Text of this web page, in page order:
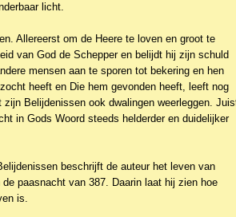
licht.
Allereerst om de Heere te loven en groot te
van God de Schepper en belijdt hij zijn schuld
mensen aan te sporen tot bekering en hen
heeft en Die hem gevonden heeft, leeft nog
Belijdenissen ook dwalingen weerleggen.
in Gods Woord steeds helderder en duidelijker
beschrijft de auteur het leven van
paasnacht van 387. Daarin laat hij zien hoe
is.